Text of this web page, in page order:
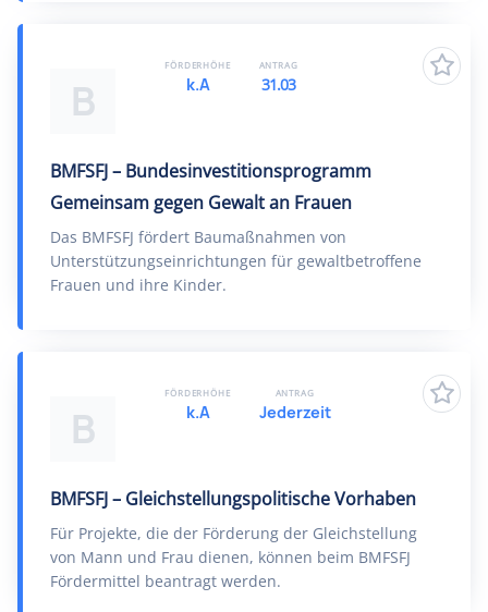
B
BMFSFJ – Bundesinvestitionsprogramm
Gemeinsam gegen Gewalt an Frauen
Das BMFSFJ fördert Baumaßnahmen von
Unterstützungseinrichtungen für gewaltbetroffene
Frauen und ihre Kinder.
FÖRDERHÖHE
k.A
ANTRAG
31.03
B
BMFSFJ – Gleichstellungspolitische Vorhaben
Für Projekte, die der Förderung der Gleichstellung
von Mann und Frau dienen, können beim BMFSFJ
Fördermittel beantragt werden.
FÖRDERHÖHE
k.A
ANTRAG
Jederzeit